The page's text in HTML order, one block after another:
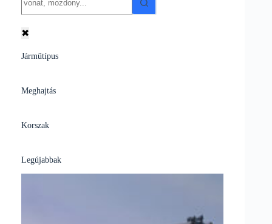
results
✖
Járműtípus
Meghajtás
Korszak
Legújabbak